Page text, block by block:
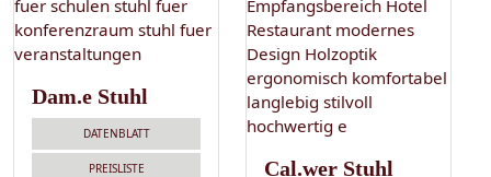
Dam.e Stuhl
DATENBLATT
PREISLISTE Cal.wer Stuhl